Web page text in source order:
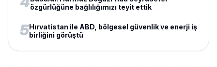
özgürlüğüne bağlılığımızı teyit ettik
5Hırvatistan ile ABD, bölgesel güvenlik ve enerji iş
birliğini görüştü